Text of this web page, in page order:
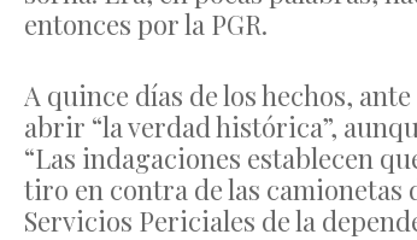
entonces por la PGR.
A quince días de los hechos,
abrir “la verdad histórica”,
“Las indagaciones establecen
tiro en contra de las
Servicios Periciales de la